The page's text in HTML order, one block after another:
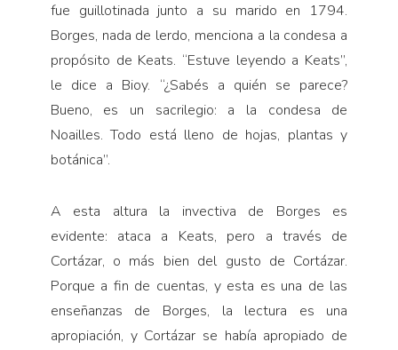
fue guillotinada junto a su marido en 1794.
Borges, nada de lerdo, menciona a la condesa a
propósito de Keats. “Estuve leyendo a Keats”,
le dice a Bioy. “¿Sabés a quién se parece?
Bueno, es un sacrilegio: a la condesa de
Noailles. Todo está lleno de hojas, plantas y
botánica”.
A esta altura la invectiva de Borges es
evidente: ataca a Keats, pero a través de
Cortázar, o más bien del gusto de Cortázar.
Porque a fin de cuentas, y esta es una de las
enseñanzas de Borges, la lectura es una
apropiación, y Cortázar se había apropiado de